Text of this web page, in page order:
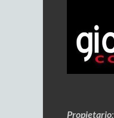
Propietario: